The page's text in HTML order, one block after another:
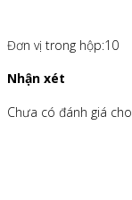
Đơn vị trong hộp:10
Nhận xét
Chưa có đánh giá